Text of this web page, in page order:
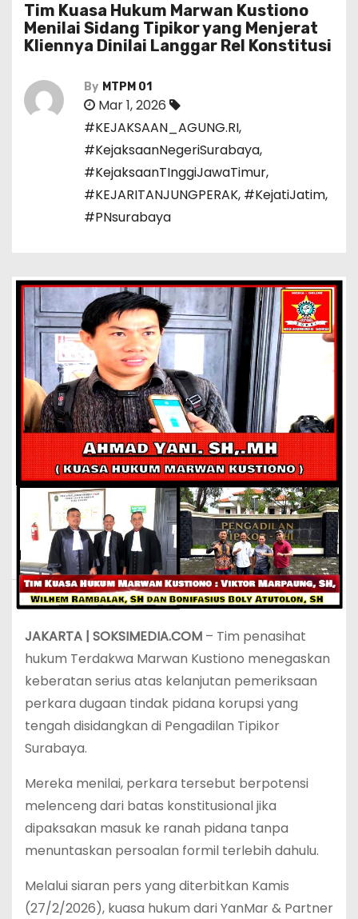
Tim Kuasa Hukum Marwan Kustiono
Menilai Sidang Tipikor yang Menjerat
Kliennya Dinilai Langgar Rel Konstitusi
By MTPM 01
Mar 1, 2026
#KEJAKSAAN_AGUNG.RI,
#KejaksaanNegeriSurabaya,
#KejaksaanTInggiJawaTimur,
#KEJARITANJUNGPERAK, #KejatiJatim,
#PNsurabaya
JAKARTA | SOKSIMEDIA.COM – Tim penasihat
hukum Terdakwa Marwan Kustiono menegaskan
keberatan serius atas kelanjutan pemeriksaan
perkara dugaan tindak pidana korupsi yang
tengah disidangkan di Pengadilan Tipikor
Surabaya.
Mereka menilai, perkara tersebut berpotensi
melenceng dari batas konstitusional jika
dipaksakan masuk ke ranah pidana tanpa
menuntaskan persoalan formil terlebih dahulu.
Melalui siaran pers yang diterbitkan Kamis
(27/2/2026), kuasa hukum dari YanMar & Partner